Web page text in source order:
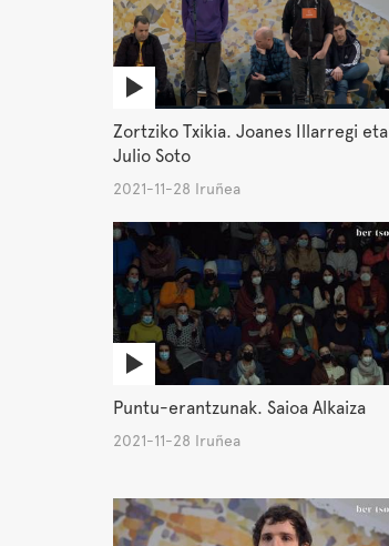
Zortziko Txikia. Joanes Illarregi eta
Julio Soto
2021-11-28 Iruñea
Puntu-erantzunak. Saioa Alkaiza
2021-11-28 Iruñea